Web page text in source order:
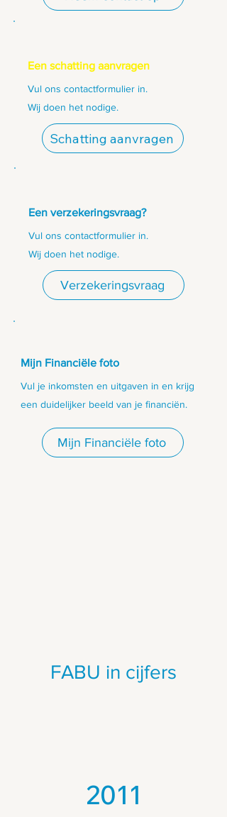
Een schatting aanvragen
Vul ons contactformulier in.
Wij doen het nodige.
Schatting aanvragen
Een verzekeringsvraag?
Vul ons contactformulier in.
Wij doen het nodige.
Verzekeringsvraag
Mijn Financiële foto
Vul je inkomsten en uitgaven in en krijg
een duidelijker beeld van je financiën.
Mijn Financiële foto
FABU in cijfers
2011